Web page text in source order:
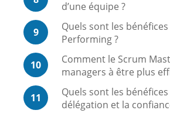
d’une équipe ?
9
Quels sont les
Performing ?
10
Comment le Scrum
managers à être plus
11
Quels sont les
délégation et la